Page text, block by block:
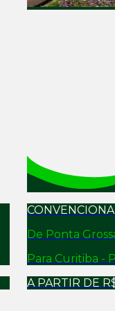
De Ponta
Para Curitiba -
A PARTIR DE